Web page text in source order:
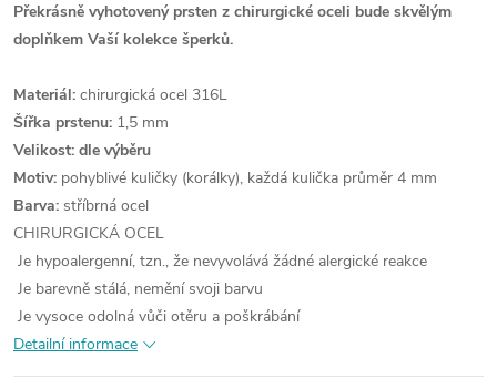
Překrásně vyhotovený prsten z chirurgické oceli bude skvělým
doplňkem Vaší kolekce šperků.
Materiál: chirurgická ocel 316L
Šířka prstenu: 1,5 mm
Velikost: dle výběru
Motiv: pohyblivé kuličky (korálky), každá kulička průměr 4 mm
Barva: stříbrná ocel
CHIRURGICKÁ OCEL
Je hypoalergenní, tzn., že nevyvolává žádné alergické reakce
Je barevně stálá, nemění svoji barvu
Je vysoce odolná vůči otěru a poškrábání
Detailní informace